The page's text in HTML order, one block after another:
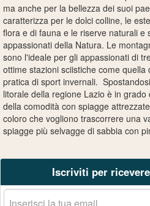
ma anche per la bellezza dei suoi
caratterizza per le dolci colline, le
flora e di fauna e le riserve naturali e
appassionati della Natura. Le
sono l'ideale per gli appassionati di
ottime stazioni sciistiche come
pratica di sport invernali.
litorale della regione Lazio è in
della comodità con spiagge
coloro che vogliono trascorrere una
spiagge più selvagge di sabbia con
Iscriviti per
La